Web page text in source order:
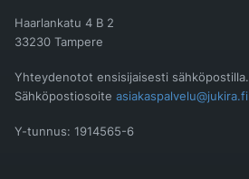
Haarlankatu 4 B 2
33230 Tampere
Yhteydenotot ensisijaisesti sähköpostilla.
Sähköpostiosoite asiakaspalvelu@jukira.fi
Y-tunnus: 1914565-6